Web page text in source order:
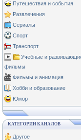
Путешествия и события
Развлечения
Сериалы
Спорт
Транспорт
Учебные и
фильмы
Фильмы и анимация
Хобби и образование
Юмор
КАТЕГОРИИ КАНАЛОВ
Другое